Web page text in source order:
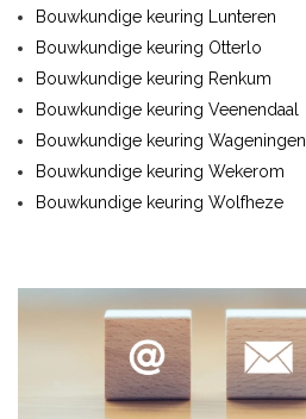
Bouwkundige keuring Lunteren
Bouwkundige keuring Otterlo
Bouwkundige keuring Renkum
Bouwkundige keuring Veenendaal
Bouwkundige keuring Wageningen
Bouwkundige keuring Wekerom
Bouwkundige keuring Wolfheze